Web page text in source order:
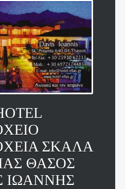
ΣΚΑΛΑ
ΘΑΣΟΣ
ΙΩΑΝΝΗΣ